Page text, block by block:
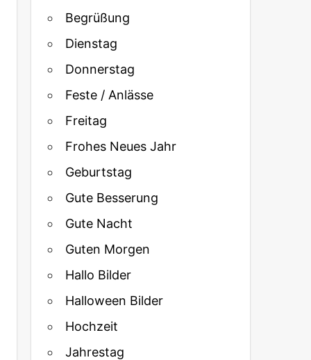
Begrüßung
Dienstag
Donnerstag
Feste / Anlässe
Freitag
Frohes Neues Jahr
Geburtstag
Gute Besserung
Gute Nacht
Guten Morgen
Hallo Bilder
Halloween Bilder
Hochzeit
Jahrestag